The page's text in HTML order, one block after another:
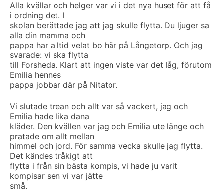
Alla kvällar och helger var vi i det nya huset för att få
i ordning det. I
skolan berättade jag att jag skulle flytta. Du ljuger sa
alla din mamma och
pappa har alltid velat bo här på Långetorp. Och jag
svarade: vi ska flytta
till Forsheda. Klart att ingen viste var det låg, förutom
Emilia hennes
pappa jobbar där på Nitator.
Vi slutade trean och allt var så vackert, jag och
Emilia hade lika dana
kläder. Den kvällen var jag och Emilia ute länge och
pratade om allt mellan
himmel och jord. För samma vecka skulle jag flytta.
Det kändes tråkigt att
flytta i från sin bästa kompis, vi hade ju varit
kompisar sen vi var jätte
små.